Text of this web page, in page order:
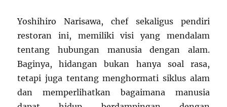
Yoshihiro Narisawa, chef sekaligus pendiri
restoran ini, memiliki visi yang mendalam
tentang hubungan manusia dengan alam.
Baginya, hidangan bukan hanya soal rasa,
tetapi juga tentang menghormati siklus alam
dan memperlihatkan bagaimana manusia